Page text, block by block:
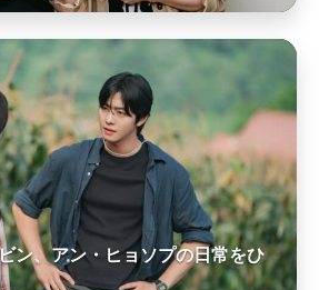
ン、アン・ヒョソプの日常をひ